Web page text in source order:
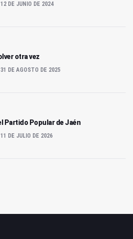
DE JUNIO DE 2024
otra vez
DE AGOSTO DE 2025
Partido Popular de Jaén
DE JULIO DE 2026